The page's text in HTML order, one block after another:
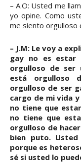
– A.O: Usted me
yo opine. Como
me siento orgulloso
– J.M: Le voy a
gay no es estar
orgulloso de ser
está orgulloso
orgulloso de ser
cargo de mi vida
no tiene que
no tiene que
orgulloso de
bien puto.
porque es
sé si usted lo